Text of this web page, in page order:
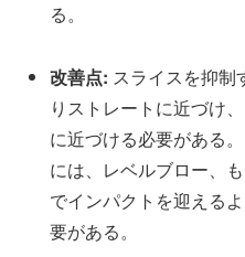
る。
改善点: スライスを抑制
り ス ト レー ト に近づけ、
に近づける必要がある。
には、 レベルブロー、 も
でイ ンパク ト を迎 え るよ
要がある。